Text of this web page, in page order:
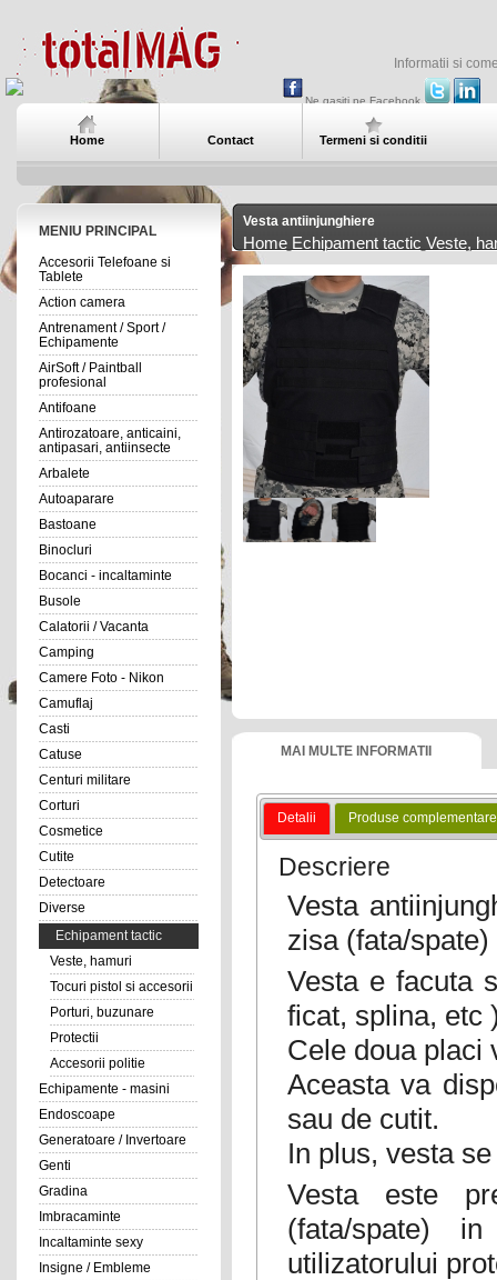
Informatii si
Ne gasiti pe Facebook
Home Contact Termeni si conditii
MENIU PRINCIPAL
Accesorii Telefoane si
Tablete
Action camera
Antrenament / Sport /
Echipamente
AirSoft / Paintball
profesional
Antifoane
Antirozatoare, anticaini,
antipasari, antiinsecte
Arbalete
Autoaparare
Bastoane
Binocluri
Bocanci - incaltaminte
Busole
Calatorii / Vacanta
Camping
Camere Foto - Nikon
Camuflaj
Casti
Catuse
Centuri militare
Corturi
Cosmetice
Cutite
Detectoare
Diverse
Echipament tactic
Veste, hamuri
Tocuri pistol si accesorii
Porturi, buzunare
Protectii
Accesorii politie
Echipamente - masini
Endoscoape
Generatoare / Invertoare
Genti
Gradina
Imbracaminte
Incaltaminte sexy
Insigne / Embleme
Vesta antiinjunghiere
Home Echipament tactic Veste,
MAI MULTE INFORMATII
Detalii Produse complementare
Descriere
Vesta
zisa (fata/
Vesta e facuta
ficat, splina, etc
Cele doua placi
Aceasta va
sau de cutit.
In plus, vesta
Vesta este
(fata/spate)
utilizatorului